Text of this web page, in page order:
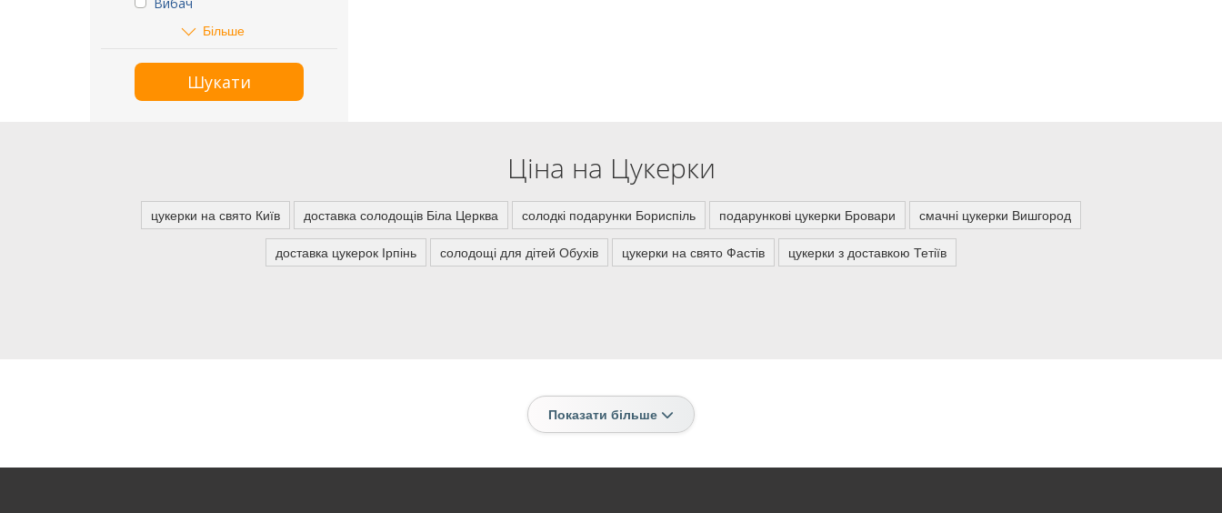
Більше
Шукати
Ціна на Цукерки
цукерки на свято Київ доставка солодощів Біла Церква солодкі подарунки Бориспіль подарункові цукерки Бровари смачні цукерки Вишгород
доставка цукерок Ірпінь солодощі для дітей Обухів цукерки на свято Фастів цукерки з доставкою Тетіїв
Показати більше